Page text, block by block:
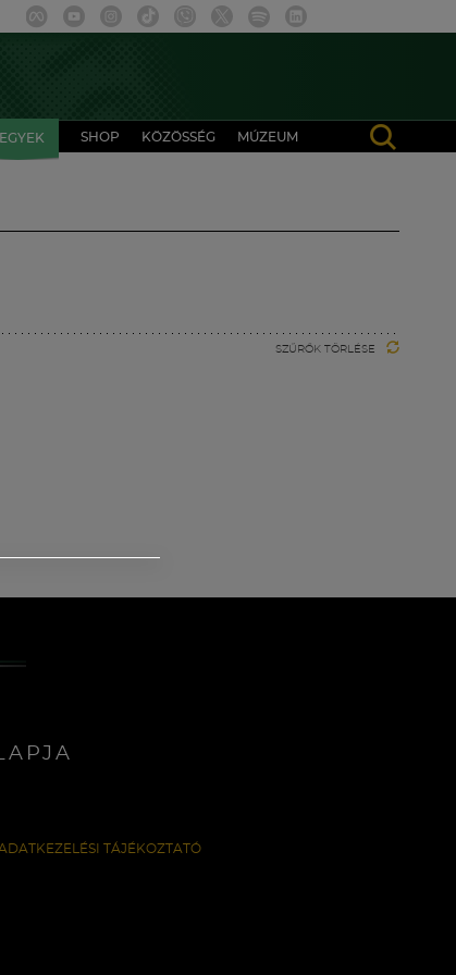
SHOP KÖZÖSSÉG MÚZEUM
SZŰRŐK TÖRLÉSE
TÁJÉKOZTATÓ